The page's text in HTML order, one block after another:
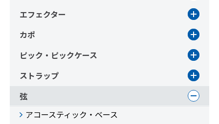
エフェクター
カポ
ピック・ピックケース
ストラップ
弦
アコースティック・ベース